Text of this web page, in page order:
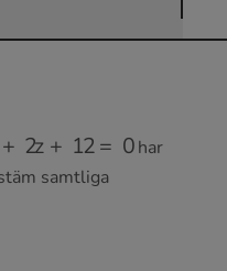
z+ =0
har
samtliga